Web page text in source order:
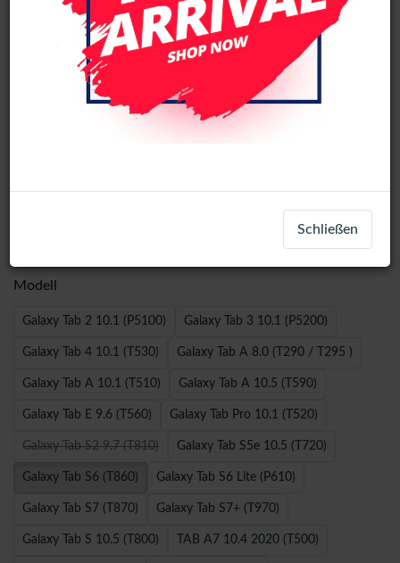
360 Rotating Samsung Tablet Case -
Modell
Galaxy Tab 2 10.1 (P5100) Galaxy Tab 3 10.1 (P5200)
Galaxy Tab 4 10.1 (T530) Galaxy Tab A 8.0 (T290 / T295 )
Galaxy Tab A 10.1 (T510) Galaxy Tab A 10.5 (T590)
Galaxy Tab E 9.6 (T560) Galaxy Tab Pro 10.1 (T520)
Galaxy Tab S2 9.7 (T810) Galaxy Tab S5e 10.5 (T720)
Galaxy Tab S6 (T860) Galaxy Tab S6 Lite (P610)
Galaxy Tab S7 (T870) Galaxy Tab S7+ (T970)
Galaxy Tab S 10.5 (T800) TAB A7 10.4 2020 (T500)
Schließen